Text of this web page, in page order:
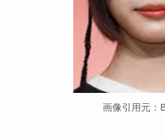
画像引用元：